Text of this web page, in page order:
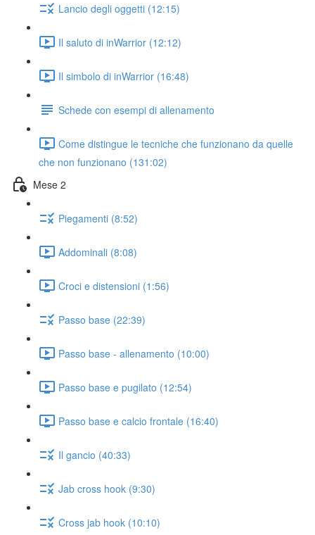
Lancio degli oggetti (12:15)
Il saluto di inWarrior (12:12)
Il simbolo di inWarrior (16:48)
Schede con esempi di allenamento
Come distingue le tecniche che funzionano da quelle
che non funzionano (131:02)
Mese 2
Piegamenti (8:52)
Addominali (8:08)
Croci e distensioni (1:56)
Passo base (22:39)
Passo base - allenamento (10:00)
Passo base e pugilato (12:54)
Passo base e calcio frontale (16:40)
Il gancio (40:33)
Jab cross hook (9:30)
Cross jab hook (10:10)